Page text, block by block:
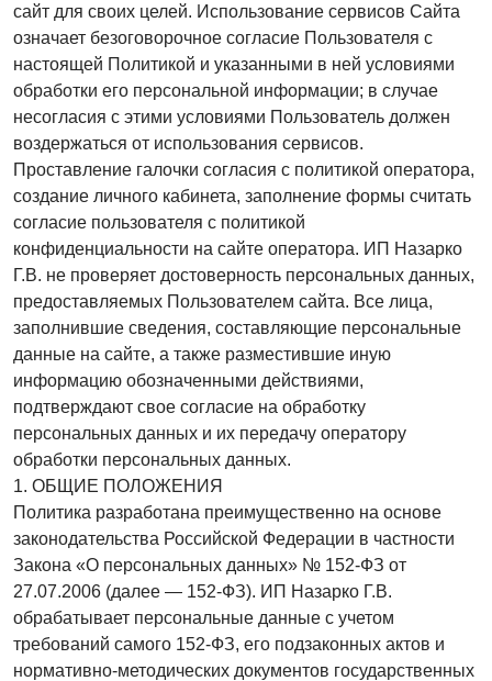
сайт для своих целей. Использование сервисов Сайта
означает безоговорочное согласие Пользователя с
настоящей Политикой и указанными в ней условиями
обработки его персональной информации; в случае
несогласия с этими условиями Пользователь должен
воздержаться от использования сервисов.
Проставление галочки согласия с политикой оператора,
создание личного кабинета, заполнение формы считать
согласие пользователя с политикой
конфиденциальности на сайте оператора. ИП Назарко
Г.В. не проверяет достоверность персональных данных,
предоставляемых Пользователем сайта. Все лица,
заполнившие сведения, составляющие персональные
данные на сайте, а также разместившие иную
информацию обозначенными действиями,
подтверждают свое согласие на обработку
персональных данных и их передачу оператору
обработки персональных данных.
1. ОБЩИЕ ПОЛОЖЕНИЯ
Политика разработана преимущественно на основе
законодательства Российской Федерации в частности
Закона «О персональных данных» № 152-ФЗ от
27.07.2006 (далее — 152-ФЗ). ИП Назарко Г.В.
обрабатывает персональные данные с учетом
требований самого 152-ФЗ, его подзаконных актов и
нормативно-методических документов государственных